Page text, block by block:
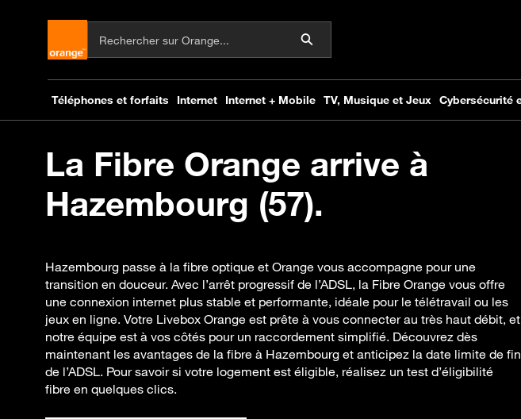
La Fibre Orange arrive à
Hazembourg (57).
Hazembourg passe à la fibre optique et Orange vous accompagne pour une
transition en douceur. Avec l’arrêt progressif de l’ADSL, la Fibre Orange vous offre
une connexion internet plus stable et performante, idéale pour le télétravail ou les
jeux en ligne. Votre Livebox Orange est prête à vous connecter au très haut débit, et
notre équipe est à vos côtés pour un raccordement simplifié. Découvrez dès
maintenant les avantages de la fibre à Hazembourg et anticipez la date limite de fin
de l’ADSL. Pour savoir si votre logement est éligible, réalisez un test d’éligibilité
fibre en quelques clics.